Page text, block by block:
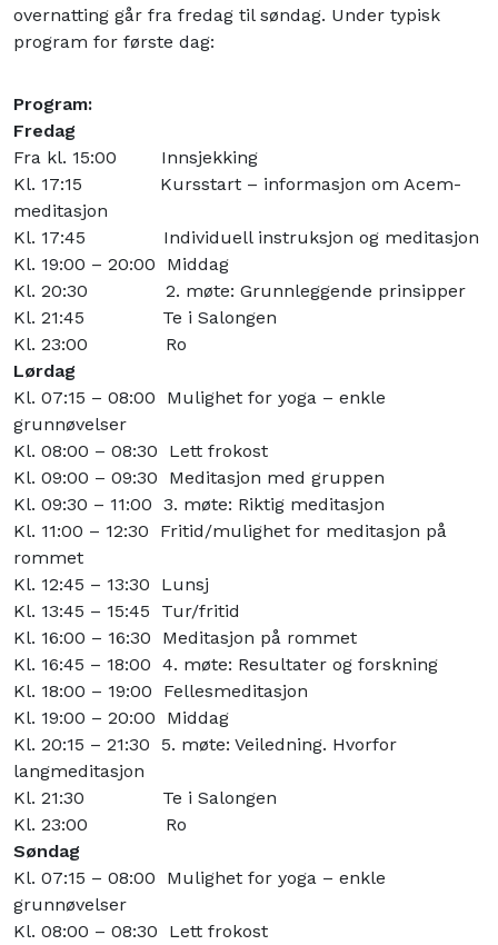
overnatting går fra fredag til søndag. Under typisk
program for første dag:
Program:
Fredag
Fra kl. 15:00 Innsjekking
Kl. 17:15 Kursstart – informasjon om Acem-
meditasjon
Kl. 17:45 Individuell instruksjon og meditasjon
Kl. 19:00 – 20:00 Middag
Kl. 20:30 2. møte: Grunnleggende prinsipper
Kl. 21:45 Te i Salongen
Kl. 23:00 Ro
Lørdag
Kl. 07:15 – 08:00 Mulighet for yoga – enkle
grunnøvelser
Kl. 08:00 – 08:30 Lett frokost
Kl. 09:00 – 09:30 Meditasjon med gruppen
Kl. 09:30 – 11:00 3. møte: Riktig meditasjon
Kl. 11:00 – 12:30 Fritid/mulighet for meditasjon på
rommet
Kl. 12:45 – 13:30 Lunsj
Kl. 13:45 – 15:45 Tur/fritid
Kl. 16:00 – 16:30 Meditasjon på rommet
Kl. 16:45 – 18:00 4. møte: Resultater og forskning
Kl. 18:00 – 19:00 Fellesmeditasjon
Kl. 19:00 – 20:00 Middag
Kl. 20:15 – 21:30 5. møte: Veiledning. Hvorfor
langmeditasjon
Kl. 21:30 Te i Salongen
Kl. 23:00 Ro
Søndag
Kl. 07:15 – 08:00 Mulighet for yoga – enkle
grunnøvelser
Kl. 08:00 – 08:30 Lett frokost